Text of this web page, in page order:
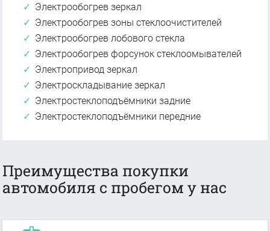
Электрообогрев зеркал
Электрообогрев зоны стеклоочистителей
Электрообогрев лобового стекла
Электрообогрев форсунок стеклоомывателей
Электропривод зеркал
Электроскладывание зеркал
Электростеклоподъёмники задние
Электростеклоподъёмники передние
Преимущества покупки
автомобиля с пробегом у нас